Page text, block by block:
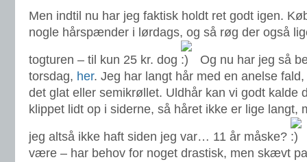
Men indtil nu har jeg faktisk holdt ret godt igen.
nogle hårspænder i lørdags, og så røg der også
togturen – til kun 25 kr. dog
Og nu har jeg så
torsdag, her. Jeg har langt hår med en anelse
det glat eller semikrøllet. Uldhår kan vi godt
klippet lidt op i siderne, så håret ikke er lige langt,
jeg altså ikke haft siden jeg var… 11 år måske?
være – har behov for noget drastisk, men skævt